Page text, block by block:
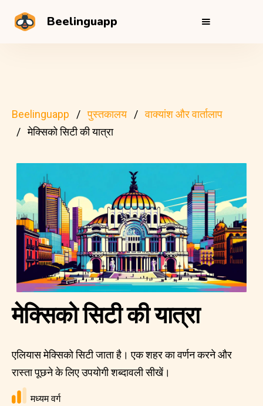
Beelinguapp
Beelinguapp पुस्तकालय
वाक्यांश और वार्तालाप
मेक्सिको सिटी की यात्रा
मेक्सिको सिटी की यात्रा
एलियास मेक्सिको सिटी जाता है। एक शहर का वर्णन करने और
रास्ता पूछने के लिए उपयोगी शब्दावली सीखें।
मध्यम वर्ग